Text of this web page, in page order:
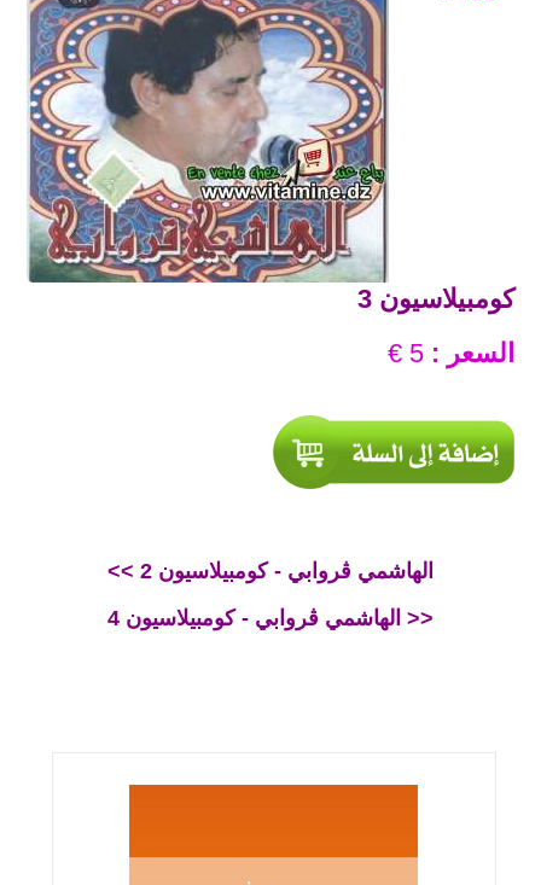
كومبيلاسيون 3
السعر : 5 €
<< الهاشمي ڨروابي - كومبيلاسيون 2
الهاشمي ڨروابي - كومبيلاسيون 4 >>